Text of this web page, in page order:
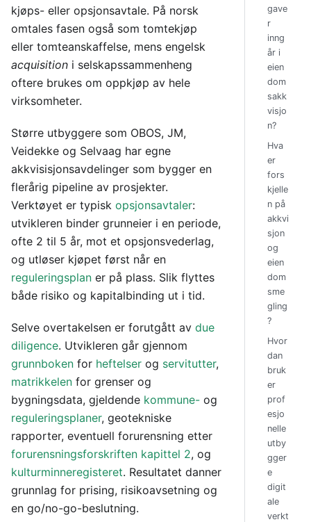
kjøps- eller opsjonsavtale. På norsk
omtales fasen også som tomtekjøp
eller tomteanskaffelse, mens engelsk
acquisition i selskapssammenheng
oftere brukes om oppkjøp av hele
virksomheter.
Større utbyggere som OBOS, JM,
Veidekke og Selvaag har egne
akkvisisjonsavdelinger som bygger en
flerårig pipeline av prosjekter.
Verktøyet er typisk opsjonsavtaler:
utvikleren binder grunneier i en periode,
ofte 2 til 5 år, mot et opsjonsvederlag,
og utløser kjøpet først når en
reguleringsplan er på plass. Slik flyttes
både risiko og kapitalbinding ut i tid.
Selve overtakelsen er forutgått av due
diligence. Utvikleren går gjennom
grunnboken for heftelser og servitutter,
matrikkelen for grenser og
bygningsdata, gjeldende kommune- og
reguleringsplaner, geotekniske
rapporter, eventuell forurensning etter
forurensningsforskriften kapittel 2, og
kulturminneregisteret. Resultatet danner
grunnlag for prising, risikoavsetning og
en go/no-go-beslutning.
gave
r
inng
år i
eien
dom
sakk
visjo
n?
Hva
er
fors
kjelle
n på
akkvi
sjon
og
eien
dom
sme
gling
?
Hvor
dan
bruk
er
prof
esjo
nelle
utby
gger
e
digit
ale
verkt